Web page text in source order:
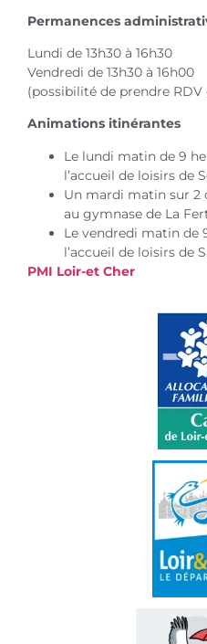
Permanences
Lundi de 13h30 à 16h30
Vendredi de 13h30 à 16h00
(possibilité de prendre RDV
Animations itinérantes
Le lundi matin de 9
l’accueil de loisirs de
Un mardi matin sur 2
au gymnase de La
Le vendredi matin de
l’accueil de loisirs de
PMI Loir-et Cher